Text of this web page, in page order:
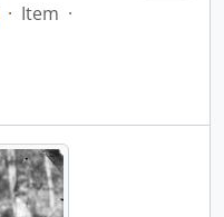
· Item ·